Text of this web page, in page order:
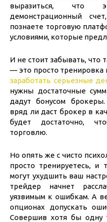
выразиться, что
демонстрационный
познаете торговую
условиями, которые
И не стоит забывать, что
— это просто
заработать серьезные
нужны достаточные
дадут бонусом
вряд ли даст брокер в
будет достаточно,
торговлю.
Но опять же с чисто
просто тренируетесь, и
могут ухудшить ваш
трейдер начнет
уязвимым к ошибкам. А
опционах допускать
Совершив хотя бы одну